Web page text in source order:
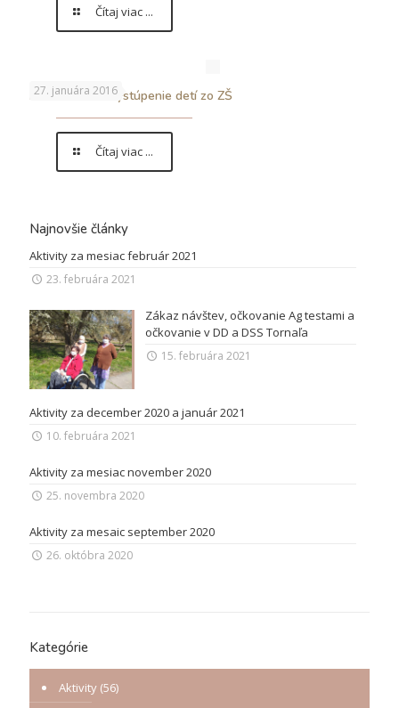
Čítaj viac ...
27. januára 2016
Predvianočné vystúpenie detí zo ZŠ
Čítaj viac ...
Najnovšie články
Aktivity za mesiac február 2021
23. februára 2021
Zákaz návštev, očkovanie Ag testami a
očkovanie v DD a DSS Tornaľa
15. februára 2021
Aktivity za december 2020 a január 2021
10. februára 2021
Aktivity za mesiac november 2020
25. novembra 2020
Aktivity za mesaic september 2020
26. októbra 2020
Kategórie
Aktivity (56)